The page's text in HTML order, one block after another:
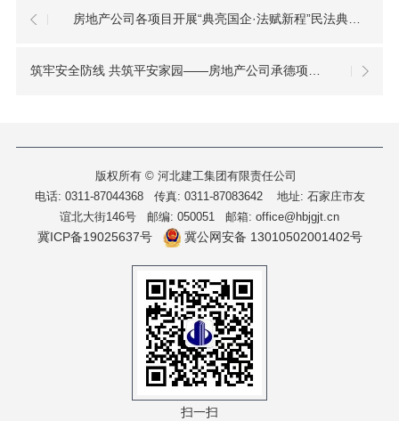
房地产公司各项目开展“典亮国企·法赋新程”民法典宣传活动
版权所有 © 河北建工集团有限责任公司
电话: 0311-87044368 传真: 0311-87083642 地址: 石家庄市友
谊北大街146号 邮编: 050051 邮箱: office@hbjgjt.cn
冀ICP备19025637号 冀公网安备 13010502001402号
扫一扫